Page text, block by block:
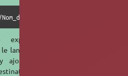
-h
lanceur sur
un
qui